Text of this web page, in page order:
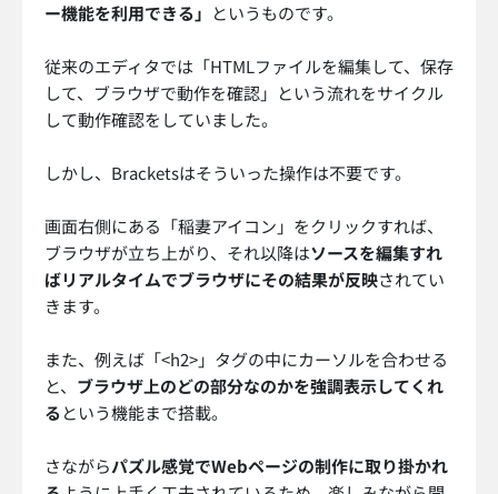
ー機能を利用できる」 というものです。
従来のエディタでは「HTMLファイルを編集して、保存
して、ブラウザで動作を確認」という流れをサイクル
して動作確認をしていました。
しかし、Bracketsはそういった操作は不要です。
画面右側にある「稲妻アイコン」をクリックすれば、
ブラウザが立ち上がり、それ以降はソースを編集すれ
ばリアルタイムでブラウザにその結果が反映されてい
きます。
また、例えば「<h2>」タグの中にカーソルを合わせる
と、 ブラウザ上のどの部分なのかを強調表示してくれ
るという機能まで搭載。
さながらパズル感覚でWebページの制作に取り掛かれ